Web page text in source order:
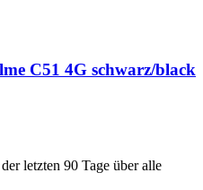
C51 4G schwarz/black
letzten 90 Tage über alle